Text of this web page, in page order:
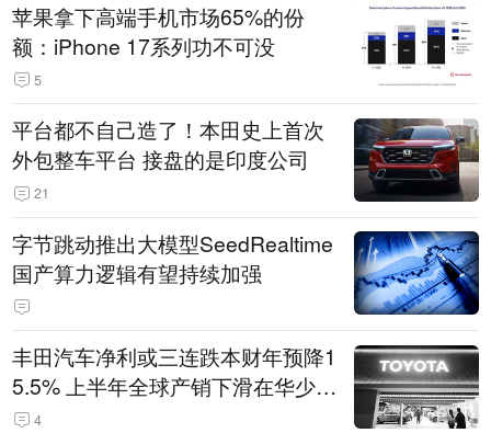
苹果拿下高端手机市场65%的份
额：iPhone 17系列功不可没
5
平台都不自己造了！本田史上首次
外包整车平台 接盘的是印度公司
21
字节跳动推出大模型SeedRealtime
国产算力逻辑有望持续加强
丰田汽车净利或三连跌本财年预降1
5.5% 上半年全球产销下滑在华少卖
14.3万辆
4